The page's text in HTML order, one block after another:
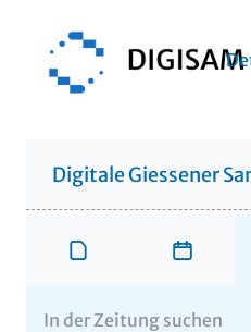
Digitale Giessener